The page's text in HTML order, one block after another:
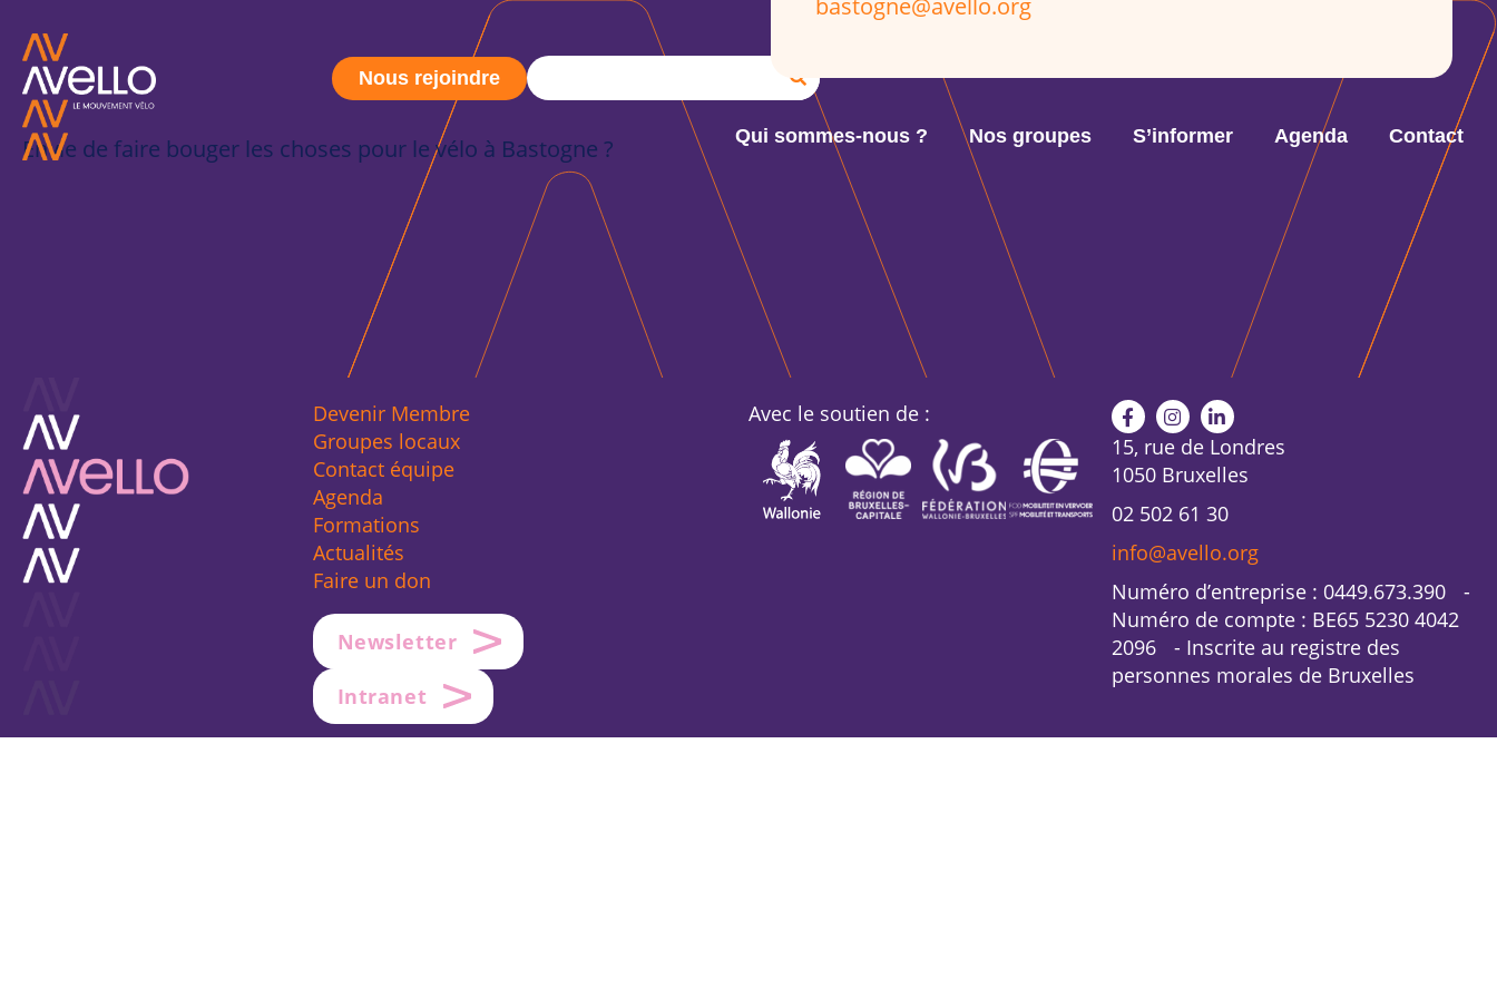
Nous rejoindre
Qui sommes-nous ? Nos groupes S’informer Agenda Contact
bastogne@avello.org
Envie de faire bouger les choses pour le vélo à Bastogne ?
Devenir Membre
Groupes locaux
Contact équipe
Agenda
Formations
Actualités
Faire un don
Newsletter
Intranet
Avec le soutien de :
15, rue de Londres
1050 Bruxelles
02 502 61 30
info@avello.org
Numéro d’entreprise : 0449.673.390 -
Numéro de compte : BE65 5230 4042
2096 - Inscrite au registre des
personnes morales de Bruxelles